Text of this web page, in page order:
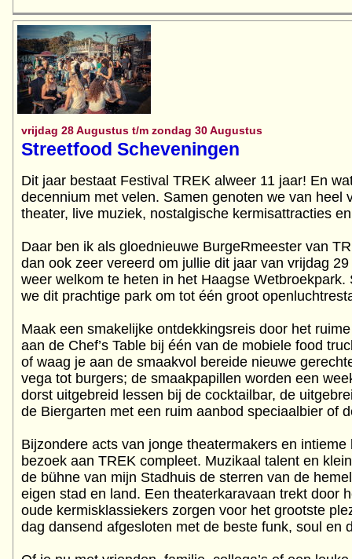
vrijdag 28 Augustus t/m zondag 30 Augustus
Streetfood Scheveningen
Dit jaar bestaat Festival TREK alweer 11 jaar! En
decennium met velen. Samen genoten we van heel
theater, live muziek, nostalgische kermisattracties
Daar ben ik als gloednieuwe BurgeRmeester van
dan ook zeer vereerd om jullie dit jaar van vrijdag
weer welkom te heten in het Haagse
we dit prachtige park om tot één groot
Maak een smakelijke ontdekkingsreis door het
aan de Chef’s Table bij één van de mobiele food
of waag je aan de smaakvol bereide nieuwe
vega tot burgers; de smaakpapillen worden een
dorst uitgebreid lessen bij de cocktailbar, de
de Biergarten met een ruim aanbod speciaalbier of
Bijzondere acts van jonge theatermakers en
bezoek aan TREK compleet. Muzikaal talent en
de bühne van mijn Stadhuis de sterren van de
eigen stad en land. Een theaterkaravaan trekt door
oude kermisklassiekers zorgen voor het grootste
dag dansend afgesloten met de beste funk, soul en